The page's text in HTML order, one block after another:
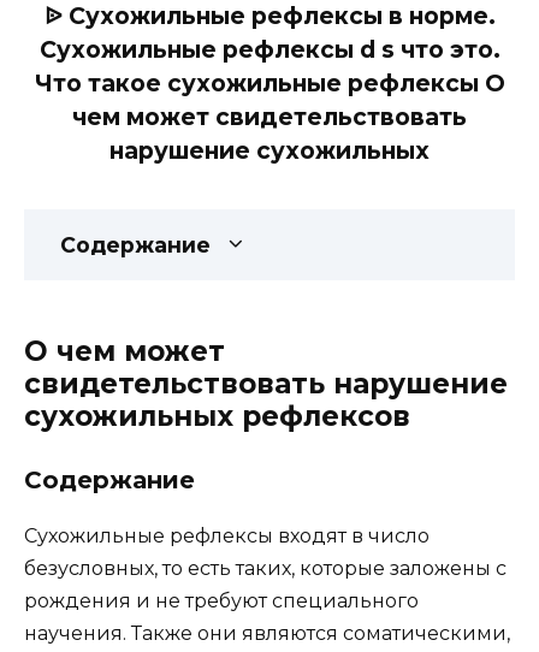
ᐉ Сухожильные рефлексы в норме.
Сухожильные рефлексы d s что это.
Что такое сухожильные рефлексы О
чем может свидетельствовать
нарушение сухожильных
Содержание
О чем может
свидетельствовать нарушение
сухожильных рефлексов
Содержание
Сухожильные рефлексы входят в число
безусловных, то есть таких, которые заложены с
рождения и не требуют специального
научения. Также они являются соматическими,